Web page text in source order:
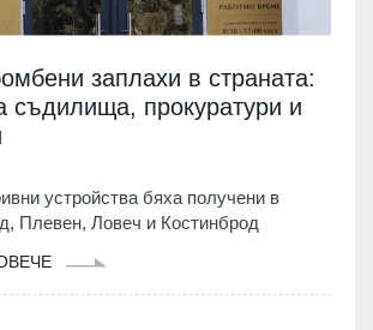
заплахи в страната:
съдилища, прокуратури и
устройства бяха получени в
Плевен, Ловеч и Костинброд